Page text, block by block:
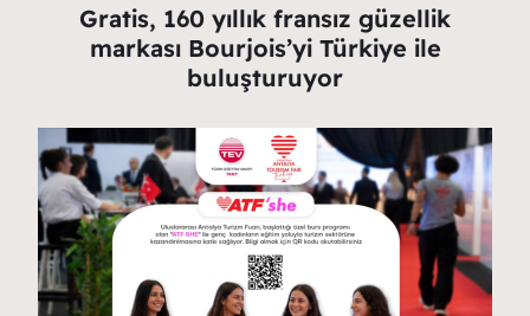
Gratis, 160 yıllık fransız güzellik
markası Bourjois’yi Türkiye ile
buluşturuyor